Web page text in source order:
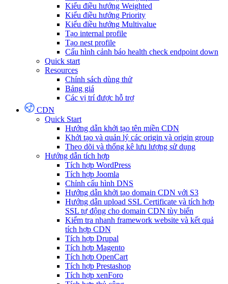
Kiểu điều hướng Weighted
Kiểu điều hướng Priority
Kiểu điều hướng Multivalue
Tạo internal profile
Tạo nest profile
Cấu hình cảnh báo health check endpoint down
Quick start
Resources
Chính sách dùng thử
Bảng giá
Các vị trí được hỗ trợ
CDN
Quick Start
Hướng dẫn khởi tạo tên miền CDN
Khởi tạo và quản lý các origin và origin group
Theo dõi và thống kê lưu lượng sử dụng
Hướng dẫn tích hợp
Tích hợp WordPress
Tích hợp Joomla
Chỉnh cấu hình DNS
Hướng dẫn khởi tạo domain CDN với S3
Hướng dẫn upload SSL Certificate và tích hợp
SSL tự động cho domain CDN tùy biến
Kiểm tra nhanh framework website và kết quả
tích hợp CDN
Tích hợp Drupal
Tích hợp Magento
Tích hợp OpenCart
Tích hợp Prestashop
Tích hợp xenForo